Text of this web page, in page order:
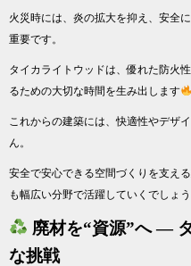
火災時には、炎の拡大を抑え、安全
重要です。
タイカライトウッドは、優れた防火
るための大切な時間を生み出します
これからの建築には、快適性やデザ
ん。
安全で安心できる空間づくりを支え
も幅広い分野で活躍していくでしょう
廃材を“資源”へ ―
な挑戦